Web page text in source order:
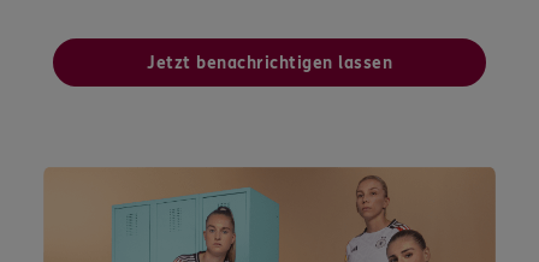
Jetzt benachrichtigen lassen